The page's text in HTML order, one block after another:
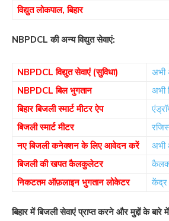
विद्युत लोकपाल, बिहार
NBPDCL की अन्य विद्युत सेवाएं:
NBPDCL विद्युत सेवाएं (सुविधा)
अभी
NBPDCL बिल भुगतान
अभी
बिहार बिजली स्मार्ट मीटर ऐप
बिजली स्मार्ट मीटर
नए बिजली कनेक्शन के लिए आवेदन करें
बिजली की खपत कैलकुलेटर
निकटतम ऑफ़लाइन भुगतान लोकेटर
बिहार में बिजली सेवाएं प्राप्त करने और मुद्दों के